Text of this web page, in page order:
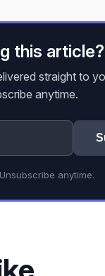
this article?
straight to
anytime.
anytime.